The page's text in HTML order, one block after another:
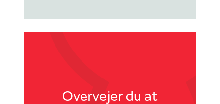
Overvejer du at